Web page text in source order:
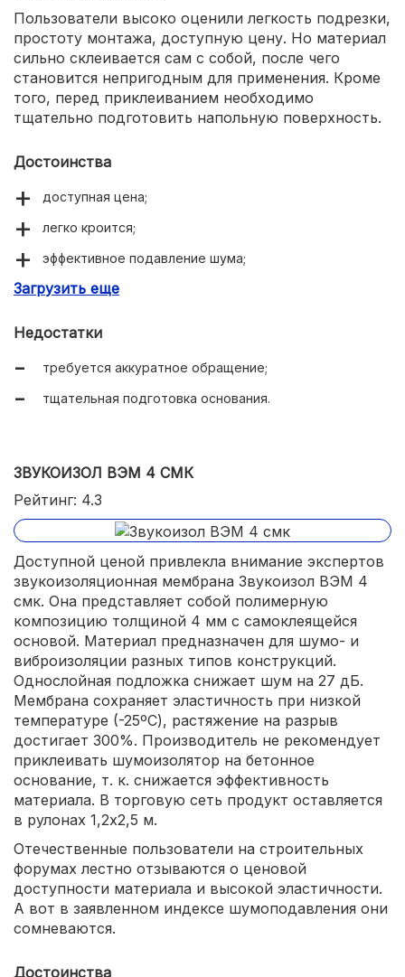
Пользователи высоко оценили легкость подрезки,
простоту монтажа, доступную цену. Но материал
сильно склеивается сам с собой, после чего
становится непригодным для применения. Кроме
того, перед приклеиванием необходимо
тщательно подготовить напольную поверхность.
Достоинства
доступная цена;
легко кроится;
эффективное подавление шума;
небольшой вес.
Загрузить еще
Недостатки
требуется аккуратное обращение;
тщательная подготовка основания.
ЗВУКОИЗОЛ ВЭМ 4 СМК
Рейтинг: 4.3
Доступной ценой привлекла внимание экспертов
звукоизоляционная мембрана Звукоизол ВЭМ 4
смк. Она представляет собой полимерную
композицию толщиной 4 мм с самоклеящейся
основой. Материал предназначен для шумо- и
виброизоляции разных типов конструкций.
Однослойная подложка снижает шум на 27 дБ.
Мембрана сохраняет эластичность при низкой
температуре (-25ºС), растяжение на разрыв
достигает 300%. Производитель не рекомендует
приклеивать шумоизолятор на бетонное
основание, т. к. снижается эффективность
материала. В торговую сеть продукт оставляется
в рулонах 1,2х2,5 м.
Отечественные пользователи на строительных
форумах лестно отзываются о ценовой
доступности материала и высокой эластичности.
А вот в заявленном индексе шумоподавления они
сомневаются.
Достоинства